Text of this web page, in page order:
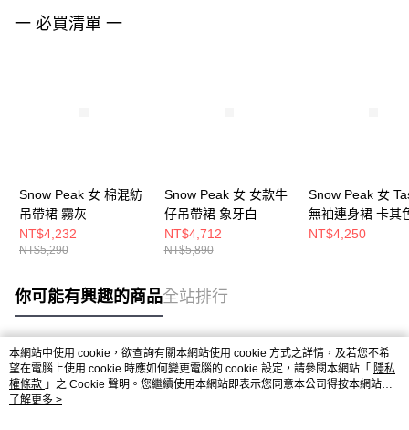
一 必買清單 一
Snow Peak 女 棉混紡
吊帶裙 霧灰
NT$4,232
NT$5,290
Snow Peak 女 女款牛
仔吊帶裙 象牙白
NT$4,712
NT$5,890
Snow Peak 女
無袖連身裙 卡其
NT$4,250
你可能有興趣的商品全站排行
熱門標籤
本網站中使用 cookie，欲查詢有關本網站使用 cookie 方式之詳情，及若您不希
望在電腦上使用 cookie 時應如何變更電腦的 cookie 設定，請參閱本網站「 隱私
權條款 」之 Cookie 聲明。您繼續使用本網站即表示您同意本公司得按本網站使
用條款之 Cookie 聲明使用 cookie。
了解更多 >